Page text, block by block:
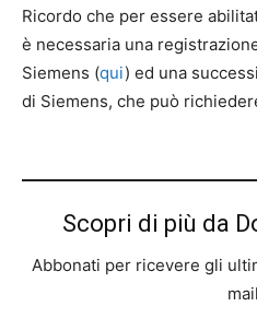
Ricordo che per essere
è necessaria una
Siemens (qui) ed una
di Siemens, che può
Scopri di più da
Abbonati per ricevere gli